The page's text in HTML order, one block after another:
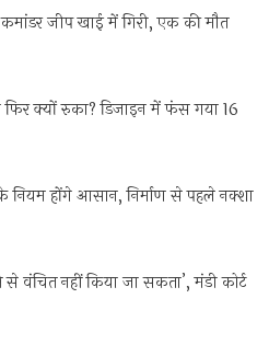
कमांडर जीप खाई में गिरी, एक की मौत
क्यों रुका? डिजाइन में फंस गया 16
के नियम होंगे आसान, निर्माण से पहले नक्शा
से वंचित नहीं किया जा सकता’, मंडी कोर्ट